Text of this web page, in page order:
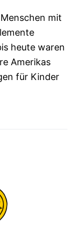
mit
heute waren
Amerikas
für Kinder